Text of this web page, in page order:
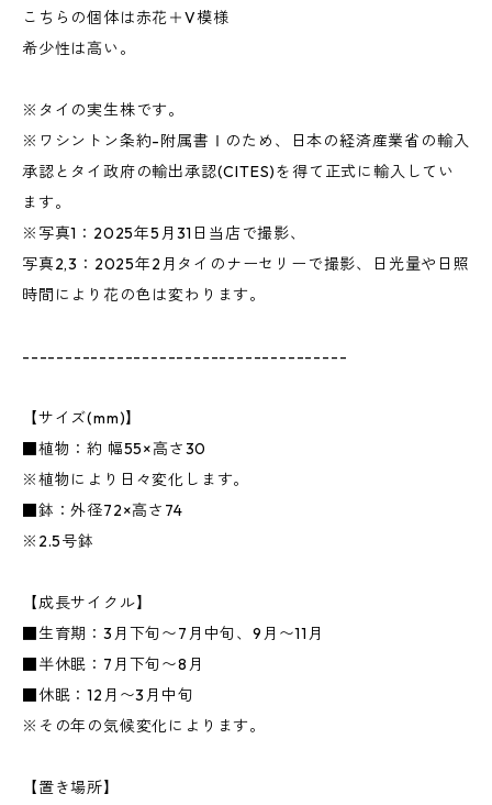
こちらの個体は赤花＋V模様
希少性は高い。
※タイの実生株です。
※ワシントン条約-附属書Ⅰのため、日本の経済産業省の輸入
承認とタイ政府の輸出承認(CITES)を得て正式に輸入してい
ます。
※写真1：2025年5月31日当店で撮影、
写真2,3：2025年2月タイのナーセリーで撮影、日光量や日照
時間により花の色は変わります。
--------------------------------------
【サイズ(mm)】
■植物：約 幅55×高さ30
※植物により日々変化します。
■鉢：外径72×高さ74
※2.5号鉢
【成長サイクル】
■生育期：3月下旬〜7月中旬、9月〜11月
■半休眠：7月下旬〜8月
■休眠：12月〜3月中旬
※その年の気候変化によります。
【置き場所】